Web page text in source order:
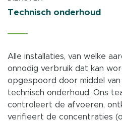
Technisch onderhoud
Alle installaties, van welke
onnodig verbruik dat kan
opgespoord door middel
technisch onderhoud. Ons
controleert de afvoeren,
verifieert de concentraties